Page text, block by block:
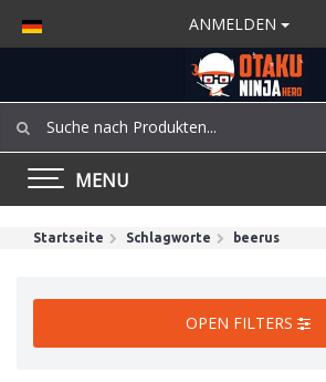
ANMELDEN
MENU
Startseite Schlagworte beerus
OPEN FILTERS